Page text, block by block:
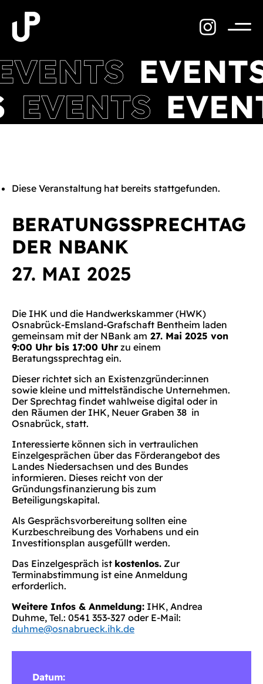
Inhalt
springen
Diese Veranstaltung hat bereits stattgefunden.
BERATUNGSSPRECHTAG
DER NBANK
27. MAI 2025
Die IHK und die Handwerkskammer (HWK)
Osnabrück-Emsland-Grafschaft Bentheim laden
gemeinsam mit der NBank am 27. Mai 2025 von
9:00 Uhr bis 17:00 Uhr zu einem
Beratungssprechtag ein.
Dieser richtet sich an Existenzgründer:innen
sowie kleine und mittelständische Unternehmen.
Der Sprechtag findet wahlweise digital oder in
den Räumen der IHK, Neuer Graben 38 in
Osnabrück, statt.
Interessierte können sich in vertraulichen
Einzelgesprächen über das Förderangebot des
Landes Niedersachsen und des Bundes
informieren. Dieses reicht von der
Gründungsfinanzierung bis zum
Beteiligungskapital.
Als Gesprächsvorbereitung sollten eine
Kurzbeschreibung des Vorhabens und ein
Investitionsplan ausgefüllt werden.
Das Einzelgespräch ist kostenlos. Zur
Terminabstimmung ist eine Anmeldung
erforderlich.
Weitere Infos & Anmeldung: IHK, Andrea
Duhme, Tel.: 0541 353-327 oder E-Mail:
duhme@osnabrueck.ihk.de
Datum: